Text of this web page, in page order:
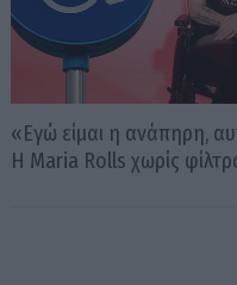
«Εγώ είμαι η ανάπηρη,
Η Maria Rolls χωρίς